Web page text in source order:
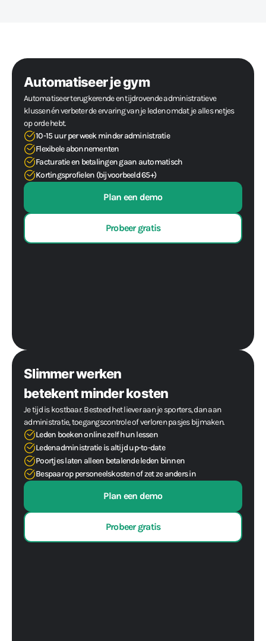
Automatiseer je gym
Automatiseer terugkerende en tijdrovende administratieve
klussen én verbeter de ervaring van je leden omdat je alles netjes
op orde hebt.
10-15 uur per week minder administratie
Flexibele abonnementen
Facturatie en betalingen gaan automatisch
Kortingsprofielen (bijvoorbeeld 65+)
Plan een demo
Probeer gratis
Slimmer werken
betekent minder kosten
Je tijd is kostbaar. Besteed het liever aan je sporters, dan aan
administratie, toegangscontrole of verloren pasjes bijmaken.
Leden boeken online zelf hun lessen
Ledenadministratie is altijd up-to-date
Poortjes laten alleen betalende leden binnen
Bespaar op personeelskosten of zet ze anders in
Plan een demo
Probeer gratis